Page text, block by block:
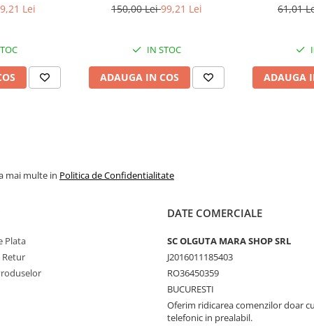
Lei
150,00 Lei99,21 Lei
IN STOC
ADAUGA IN COS
61,01
ADAUGA
mai multe in Politica de Confidentialitate
Plata
Retur
DATE COMERCIALE
SC OLGUTA MARA SHOP SRL
J2016011185403
RO36450359
BUCURESTI
Oferim ridicarea comenzilor doar
telefonic in prealabil.